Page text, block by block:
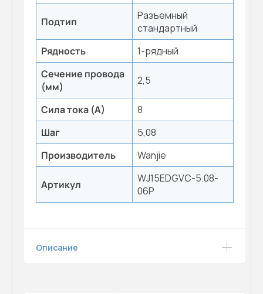
Подтип
Разъемный
стандартный
Рядность
1-рядный
Сечение провода
(мм)
2,5
Сила тока (А)
8
Шаг
5,08
Производитель
Wanjie
Артикул
WJ15EDGVC-5.08-
06P
Описание